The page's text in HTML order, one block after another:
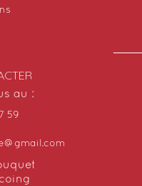
au :
59